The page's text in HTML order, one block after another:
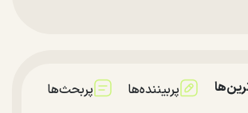
پربیننده‌ها پربحث‌ها